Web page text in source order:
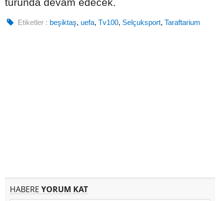
Etiketler : beşiktaş, uefa,Tv100, Selçuksport,Taraftarium
HABERE YORUM KAT